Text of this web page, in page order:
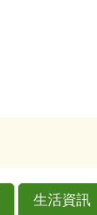
生活資訊